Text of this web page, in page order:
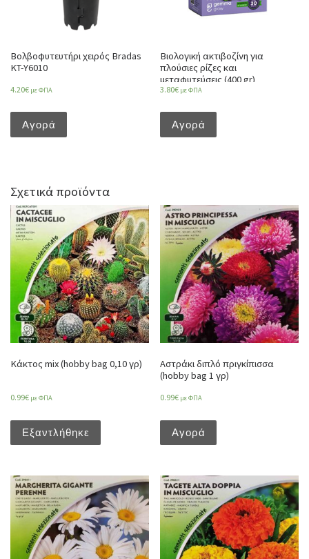
Βολβοφυτευτήρι χειρός Bradas
KT-Y6010
4.20€ με ΦΠΑ
Αγορά
Βιολογική ακτιβοζίνη για
πλούσιες ρίζες και
μεταφυτεύσεις (400 gr)
3.80€ με ΦΠΑ
Αγορά
Σχετικά προϊόντα
Κάκτος mix (hobby bag 0,10 γρ)
0.99€ με ΦΠΑ
Εξαντλήθηκε
Αστράκι διπλό πριγκίπισσα
(hobby bag 1 γρ)
0.99€ με ΦΠΑ
Αγορά